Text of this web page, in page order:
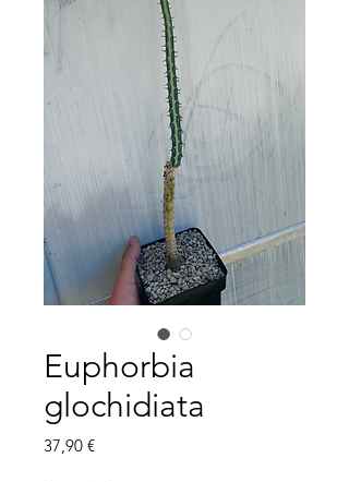
Euphorbia
glochidiata
37,90 €Prix